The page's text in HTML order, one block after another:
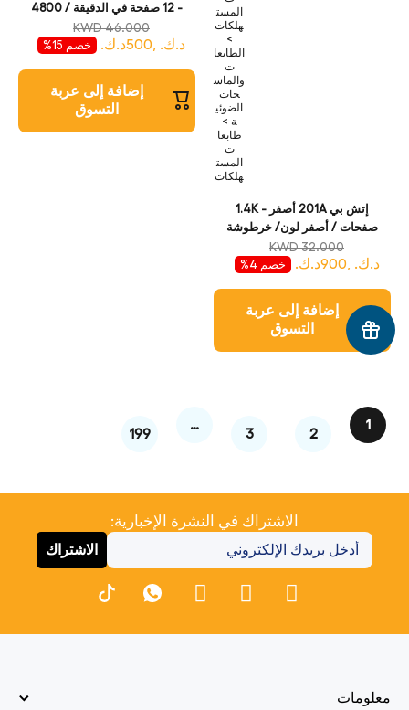
المست
هلكات
>
الطابعا
ت
والماس
حات
الضوئي
ة >
طابعا
ت
المست
هلكات
إتش بي 201A أصفر - 1.4K
صفحات / أصفر لون/ خرطوشة
حبر
KWD 32.000
د.ك. ,900د.ك. خصم 4%
إضافة إلى عربة
التسوق
- 12 صفحة في الدقيقة / 4800
في البوصة / A4 / يو اس بي
KWD 46.000
د.ك. ,500د.ك. خصم 15%
إضافة إلى عربة
التسوق
1
2
3
…
199
الاشتراك في النشرة الإخبارية:
الاشتراك
معلومات